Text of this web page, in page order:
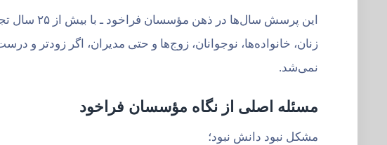
این پرسش
زنان، خانواده‌ها، نوجوانان، زوج‌ها و حتی مدیران، اگر زودتر و
نمی‌شد.
مسئله اصلی از نگاه مؤسسان فراخود
مشکل نبود دانش نبود؛